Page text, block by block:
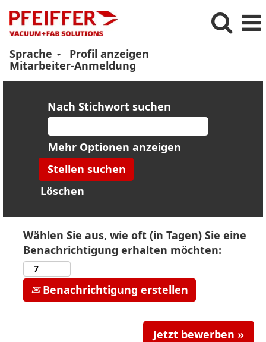
Sprache
Profil anzeigen
Mitarbeiter-Anmeldung
Nach Stichwort suchen
Mehr Optionen anzeigen
Löschen
Wählen Sie aus, wie oft (in Tagen) Sie eine
Benachrichtigung erhalten möchten:
Benachrichtigung erstellen
Jetzt bewerben »